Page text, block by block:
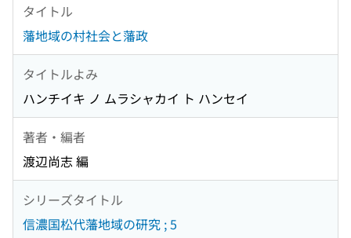
タイトル
藩地域の村社会と藩政
タイトルよみ
ハンチイキ ノ ムラシャカイ ト ハンセイ
著者・編者
渡辺尚志 編
シリーズタイトル
信濃国松代藩地域の研究 ; 5